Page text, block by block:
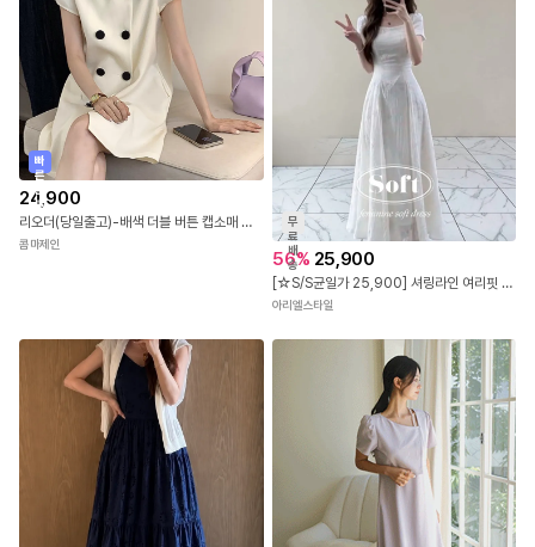
빠
른
출
발
24,900
리오더(당일출고)-배색 더블 버튼 캡소매 미니 원피스
콤마제인
무
료
배
송
56% 25,900
[☆S/S균일가 25,900] 셔링라인 여리핏 롱원피스 젤리드롱원피스
아리엘스타일